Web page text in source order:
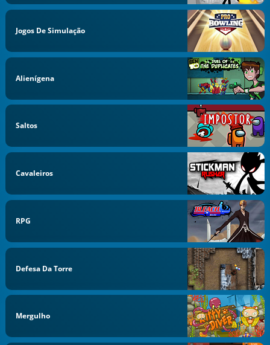
Jogos De Simulação
Alienígena
Saltos
Cavaleiros
RPG
Defesa Da Torre
Mergulho